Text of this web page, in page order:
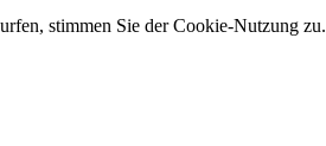
stimmen Sie der Cookie-Nutzung zu.